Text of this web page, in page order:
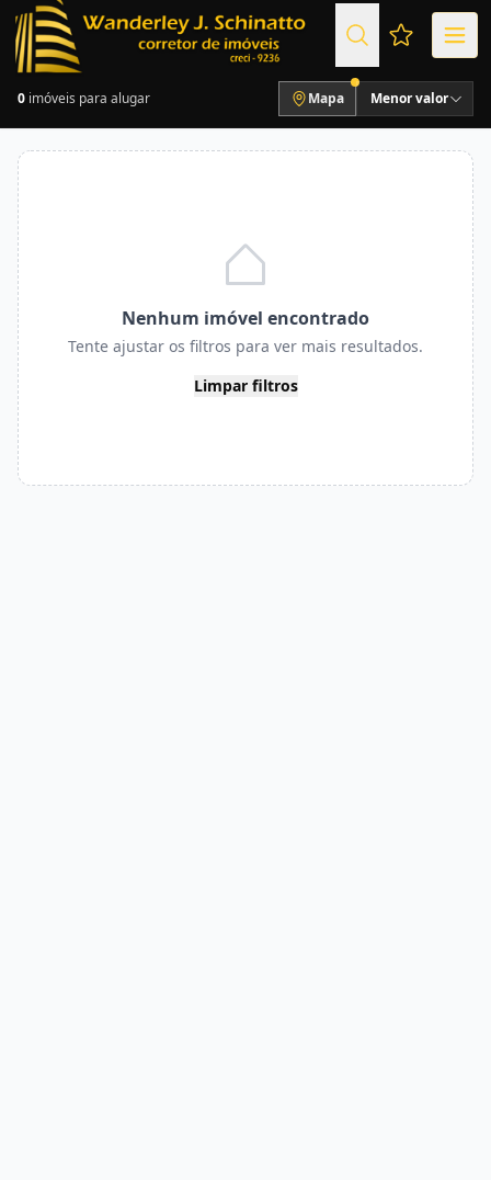
Favoritos
0 imóveis para alugar Mapa Menor valor
Nenhum imóvel encontrado
Tente ajustar os filtros para ver mais resultados.
Limpar filtros